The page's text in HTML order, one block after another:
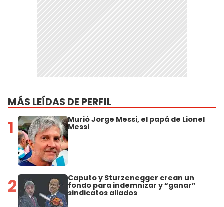
MÁS LEÍDAS DE PERFIL
1 Murió Jorge Messi, el papá de Lionel
Messi
2 Caputo y Sturzenegger crean un
fondo para indemnizar y “ganar”
sindicatos aliados